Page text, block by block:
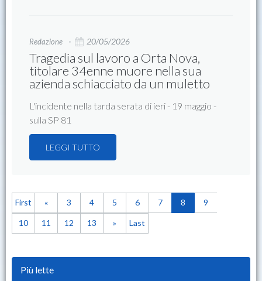
Redazione 20/05/2026
Tragedia sul lavoro a Orta Nova,
titolare 34enne muore nella sua
azienda schiacciato da un muletto
L'incidente nella tarda serata di ieri - 19 maggio -
sulla SP 81
LEGGI TUTTO
First « 3 4 5 6 7 8 9
10 11 12 13 » Last
Più lette